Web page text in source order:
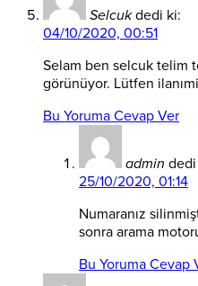
Selcuk dedi ki:
04/10/2020, 00:51
Selam ben selcuk telim
görünüyor. Lütfen
Bu Yoruma Cevap Ver
admin
25/10/2020, 01:14
Numaranız
sonra arama
Bu Yoruma Cevap